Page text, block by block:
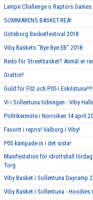
Lampe Challenge o Raptors Games
SOMMARENS BASKET-REA!
Göteborg Basketfestival 2018
Viby Baskets ”Bye Bye EB” 2018
Redo för Streetbasket? Anmäl er
Grattis!!
Guld för F02 och P05 i Eskilstuna!!!!
Vi i Sollentuna tidningen - Viby
Politikermöte i Norrviken 14 april
Favorit i repris! Valborg i Viby!
P05 kämpade in i det sista!
Manifestation för idrottshall lördag
Torg
Viby Basket i Sollentuna Daycamp
Viby Basket i Sollentuna - Hoodies